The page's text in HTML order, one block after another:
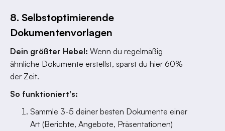
8. Selbstoptimierende
Dokumentenvorlagen
Dein größter Hebel: Wenn du regelmäßig
ähnliche Dokumente erstellst, sparst du hier 60%
der Zeit.
So funktioniert's:
Sammle 3-5 deiner besten Dokumente einer
Art (Berichte, Angebote, Präsentationen)